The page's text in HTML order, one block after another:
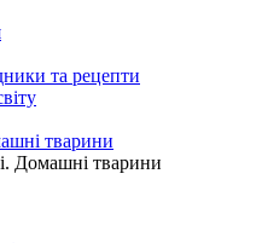
та рецепти
тварини
Домашні тварини